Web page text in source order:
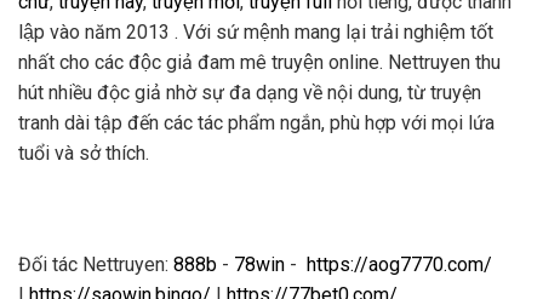
lập vào năm 2013 . Với sứ mệnh mang lại trải nghiệm tốt
nhất cho các độc giả đam mê truyện online. Nettruyen thu
hút nhiều độc giả nhờ sự đa dạng về nội dung, từ truyện
tranh dài tập đến các tác phẩm ngắn, phù hợp với mọi lứa
tuổi và sở thích.
Đối tác Nettruyen: 888b - 78win - https://aog7770.com/